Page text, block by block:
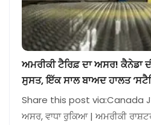
ਅਮਰੀਕੀ ਟੈਰਿਫ਼ ਦਾ ਅਸਰ!
ਸੁਸਤ, ਇੱਕ ਸਾਲ ਬਾਅਦ ਹਾਲਤ
Share this post via:Canada
ਅਸਰ, ਵਾਧਾ ਰੁਕਿਆ | ਅਮਰੀਕੀ